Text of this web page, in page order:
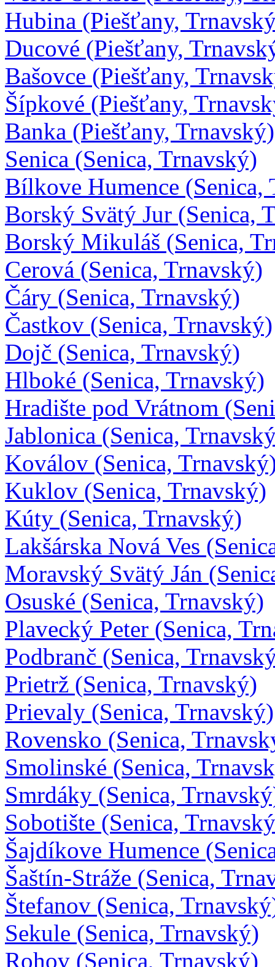
Hubina (Piešťany,
Ducové (Piešťany,
Bašovce (Piešťany,
Šípkové (Piešťany,
Banka (Piešťany, Trnavský)
Senica (Senica, Trnavský)
Bílkove Humence (Senica,
Borský Svätý Jur (Senica,
Borský Mikuláš (Senica,
Cerová (Senica, Trnavský)
Čáry (Senica, Trnavský)
Častkov (Senica, Trnavský)
Dojč (Senica, Trnavský)
Hlboké (Senica, Trnavský)
Hradište pod Vrátnom
Jablonica (Senica,
Koválov (Senica,
Kuklov (Senica, Trnavský)
Kúty (Senica, Trnavský)
Lakšárska Nová Ves
Moravský Svätý Ján
Osuské (Senica, Trnavský)
Plavecký Peter (Senica,
Podbranč (Senica,
Prietrž (Senica, Trnavský)
Prievaly (Senica, Trnavský)
Rovensko (Senica,
Smolinské (Senica,
Smrdáky (Senica,
Sobotište (Senica,
Šajdíkove Humence
Šaštín-Stráže (Senica,
Štefanov (Senica,
Sekule (Senica, Trnavský)
Rohov (Senica, Trnavský)